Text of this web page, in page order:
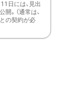
日には、見出
。（通常は、
の契約が必